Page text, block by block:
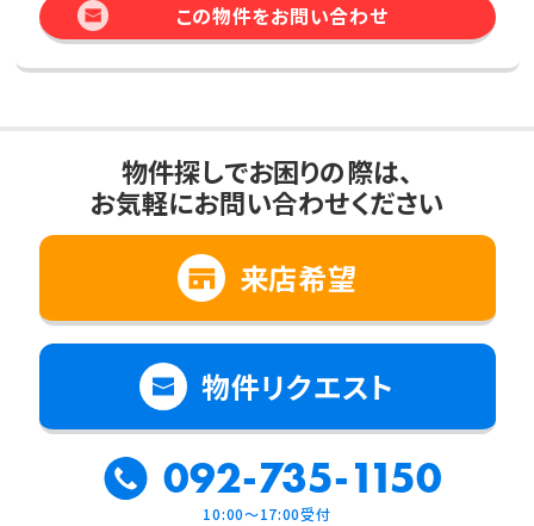
この物件をお問い合わせ
物件探しでお困りの際は、
お気軽にお問い合わせください
来店希望
物件リクエスト
092-735-1150
10:00～17:00受付